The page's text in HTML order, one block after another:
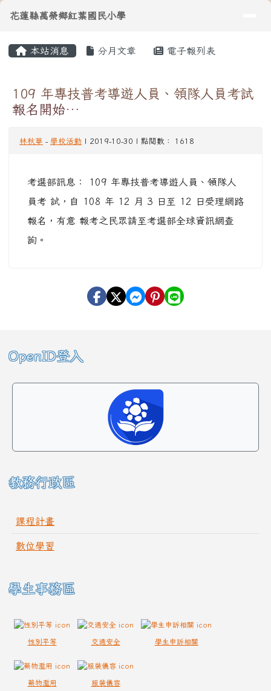
花蓮縣萬榮鄉紅葉國民小學
導覽列
花蓮縣萬榮鄉紅葉國民小學
本站消息 分月文章 電子報列表
109 年專技普考導遊人員、領隊人員考試
報名開始…
林秋華 - 學校活動 | 2019-10-30 | 點閱數： 1618
考選部訊息： 109 年專技普考導遊人員、領隊人
員考 試，自 108 年 12 月 3 日至 12 日受理網路
報名，有意 報考之民眾請至考選部全球資訊網查
詢。
左邊區域內容
OpenID登入
教務行政區
課程計畫
數位學習
學生事務區
性別平等 交通安全 學生申訴相關
藥物濫用 服裝儀容